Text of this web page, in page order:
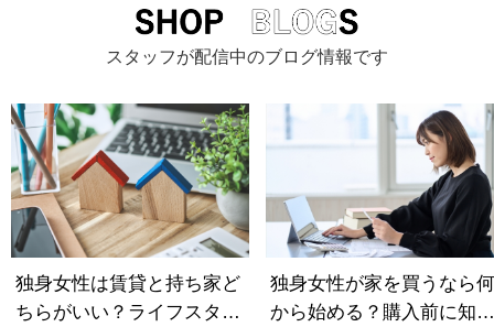
スタッフが配信中のブログ情報です